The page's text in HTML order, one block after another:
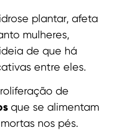
plantar, afeta
mulheres,
de que há
entre eles.
de
que se alimentam
nos pés.